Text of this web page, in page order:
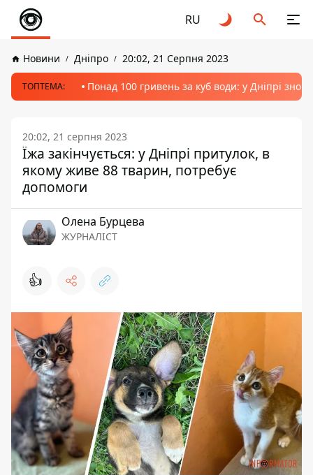
RU
Новини Дніпро 20:02, 21 Серпня 2023
ТОПТЕМА: Понад 100 гривень за куб води: у Дніпрі
20:02, 21 серпня 2023
Їжа закінчується: у Дніпрі притулок, в
якому живе 88 тварин, потребує
допомоги
Олена Бурцева
ЖУРНАЛІСТ
👍